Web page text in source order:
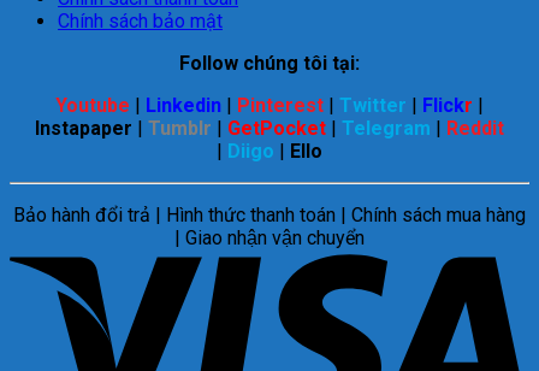
Chính sách bảo mật
Follow chúng tôi tại:
Youtube | Linkedin | Pinterest | Twitter | Flickr |
Instapaper | Tumblr | GetPocket | Telegram | Reddit
| Diigo | Ello
Bảo hành đổi trả | Hình thức thanh toán | Chính sách mua hàng
| Giao nhận vận chuyển